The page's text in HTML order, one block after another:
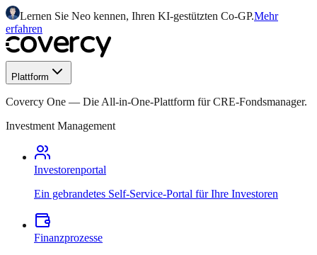
Lernen Sie Neo kennen, Ihren KI-gestützten Co-GP.Mehr
erfahren
Plattform
Covercy One — Die All-in-One-Plattform für CRE-Fondsmanager.
Investment Management
Investorenportal
Ein gebrandetes Self-Service-Portal für Ihre Investoren
Finanzprozesse